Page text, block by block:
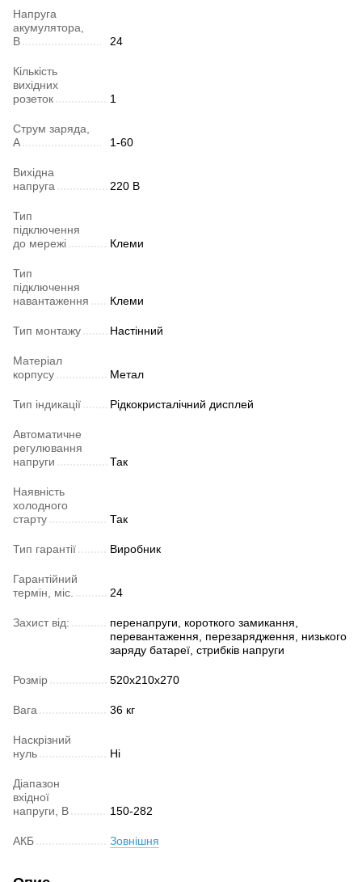
Напруга
акумулятора,
В
24
Кількість
вихідних
розеток
1
Струм заряда,
А
1-60
Вихідна
напруга
220 В
Тип
підключення
до мережі
Клеми
Тип
підключення
навантаження
Клеми
Тип монтажу Настінний
Матеріал
корпусу
Метал
Тип індикації Рідкокристалічний дисплей
Автоматичне
регулювання
напруги
Так
Наявність
холодного
старту
Так
Тип гарантії Виробник
Гарантійний
термін, міс.
24
Захист від:
перенапруги, короткого замикання,
перевантаження, перезарядження, низького
заряду батареї, стрибків напруги
Розмір 520х210х270
Вага 36 кг
Наскрізний
нуль
Ні
Діапазон
вхідної
напруги, В
150-282
АКБ Зовнішня